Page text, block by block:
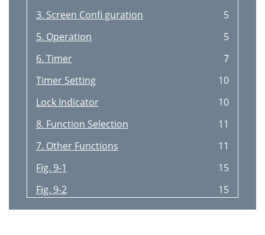
3. Screen Conﬁ guration
5
5. Operation
5
6. Timer
7
Timer Setting
10
Lock Indicator
10
8. Function Selection
11
7. Other Functions
11
Fig. 9-1
15
Fig. 9-2
15
11. Trouble Shooting
16